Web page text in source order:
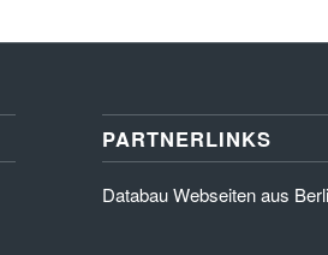
PARTNERLINKS
Databau Webseiten aus